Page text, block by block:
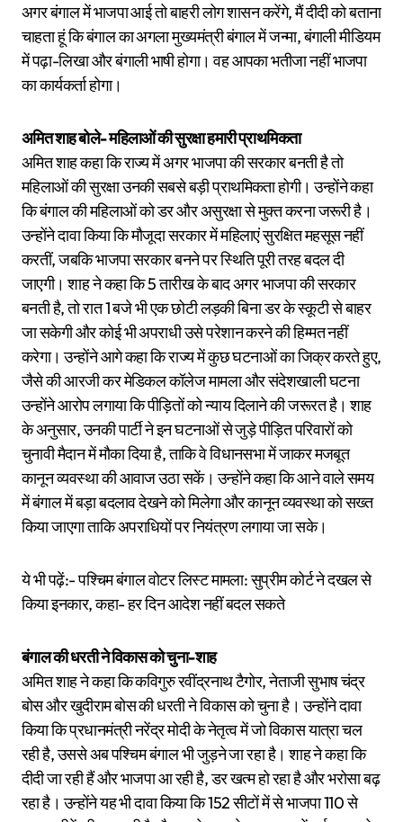
अगर बंगाल में भाजपा आई तो बाहरी लोग शासन करेंगे, मैं दीदी को बताना
चाहता हूं कि बंगाल का अगला मुख्यमंत्री बंगाल में जन्मा, बंगाली मीडियम
में पढ़ा-लिखा और बंगाली भाषी होगा। वह आपका भतीजा नहीं भाजपा
का कार्यकर्ता होगा।
अमित शाह बोले- महिलाओं की सुरक्षा हमारी प्राथमिकता
अमित शाह कहा कि राज्य में अगर भाजपा की सरकार बनती है तो
महिलाओं की सुरक्षा उनकी सबसे बड़ी प्राथमिकता होगी। उन्होंने कहा
कि बंगाल की महिलाओं को डर और असुरक्षा से मुक्त करना जरूरी है।
उन्होंने दावा किया कि मौजूदा सरकार में महिलाएं सुरक्षित महसूस नहीं
करतीं, जबकि भाजपा सरकार बनने पर स्थिति पूरी तरह बदल दी
जाएगी। शाह ने कहा कि 5 तारीख के बाद अगर भाजपा की सरकार
बनती है, तो रात 1 बजे भी एक छोटी लड़की बिना डर के स्कूटी से बाहर
जा सकेगी और कोई भी अपराधी उसे परेशान करने की हिम्मत नहीं
करेगा। उन्होंने आगे कहा कि राज्य में कुछ घटनाओं का जिक्र करते हुए,
जैसे की आरजी कर मेडिकल कॉलेज मामला और संदेशखाली घटना
उन्होंने आरोप लगाया कि पीड़ितों को न्याय दिलाने की जरूरत है। शाह
के अनुसार, उनकी पार्टी ने इन घटनाओं से जुड़े पीड़ित परिवारों को
चुनावी मैदान में मौका दिया है, ताकि वे विधानसभा में जाकर मजबूत
कानून व्यवस्था की आवाज उठा सकें। उन्होंने कहा कि आने वाले समय
में बंगाल में बड़ा बदलाव देखने को मिलेगा और कानून व्यवस्था को सख्त
किया जाएगा ताकि अपराधियों पर नियंत्रण लगाया जा सके।
ये भी पढ़ें:- पश्चिम बंगाल वोटर लिस्ट मामला: सुप्रीम कोर्ट ने दखल से
किया इनकार, कहा- हर दिन आदेश नहीं बदल सकते
बंगाल की धरती ने विकास को चुना-शाह
अमित शाह ने कहा कि कविगुरु रवींद्रनाथ टैगोर, नेताजी सुभाष चंद्र
बोस और खुदीराम बोस की धरती ने विकास को चुना है। उन्होंने दावा
किया कि प्रधानमंत्री नरेंद्र मोदी के नेतृत्व में जो विकास यात्रा चल
रही है, उससे अब पश्चिम बंगाल भी जुड़ने जा रहा है। शाह ने कहा कि
दीदी जा रही हैं और भाजपा आ रही है, डर खत्म हो रहा है और भरोसा बढ़
रहा है। उन्होंने यह भी दावा किया कि 152 सीटों में से भाजपा 110 से